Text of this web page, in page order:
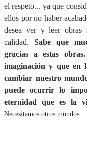
el respeto... ya que
ellos por no haber
desea ver y leer obras
calidad. Sabe que
gracias a estas
imaginación y que en
cambiar nuestro
puede ocurrir lo
eternidad que es la
Necesitamos otros mundos.